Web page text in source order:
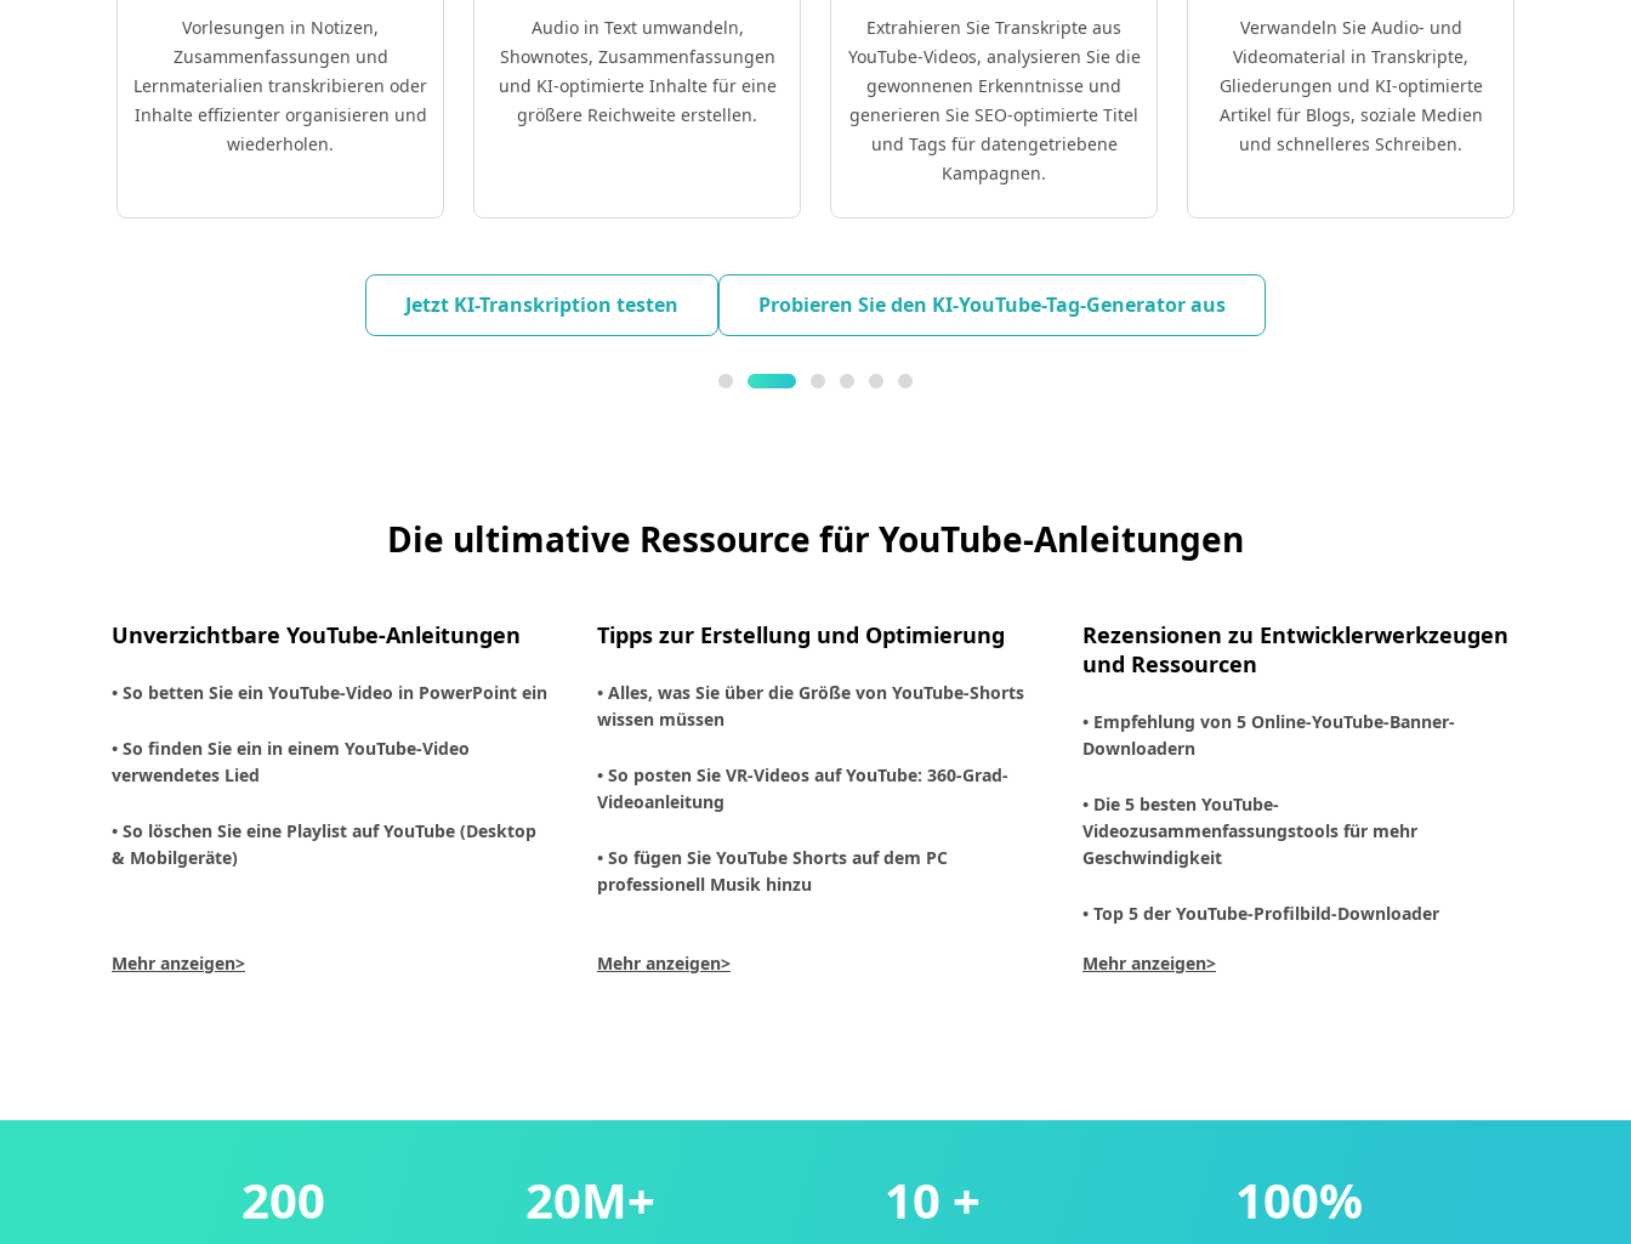
Vorlesungen in Notizen,
Zusammenfassungen und
Lernmaterialien transkribieren oder
Inhalte effizienter organisieren und
wiederholen.
Audio in Text umwandeln,
Shownotes, Zusammenfassungen
und KI-optimierte Inhalte für eine
größere Reichweite erstellen.
Extrahieren Sie Transkripte aus
YouTube-Videos, analysieren Sie die
gewonnenen Erkenntnisse und
generieren Sie SEO-optimierte Titel
und Tags für datengetriebene
Kampagnen.
Verwandeln Sie Audio- und
Videomaterial in Transkripte,
Gliederungen und KI-optimierte
Artikel für Blogs, soziale Medien
und schnelleres Schreiben.
Jetzt KI-Transkription testen Probieren Sie den KI-YouTube-Tag-Generator aus
Die ultimative Ressource für YouTube-Anleitungen
Unverzichtbare YouTube-Anleitungen
• So betten Sie ein YouTube-Video in PowerPoint ein
• So finden Sie ein in einem YouTube-Video
verwendetes Lied
• So löschen Sie eine Playlist auf YouTube (Desktop
& Mobilgeräte)
Mehr anzeigen>
Tipps zur Erstellung und Optimierung
• Alles, was Sie über die Größe von YouTube-Shorts
wissen müssen
• So posten Sie VR-Videos auf YouTube: 360-Grad-
Videoanleitung
• So fügen Sie YouTube Shorts auf dem PC
professionell Musik hinzu
Mehr anzeigen>
Rezensionen zu Entwicklerwerkzeugen
und Ressourcen
• Empfehlung von 5 Online-YouTube-Banner-
Downloadern
• Die 5 besten YouTube-
Videozusammenfassungstools für mehr
Geschwindigkeit
• Top 5 der YouTube-Profilbild-Downloader
Mehr anzeigen>
200 20M+ 10 + 100%